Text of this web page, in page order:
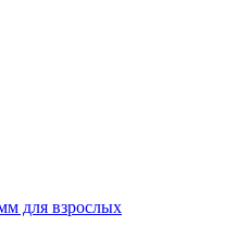
для взрослых